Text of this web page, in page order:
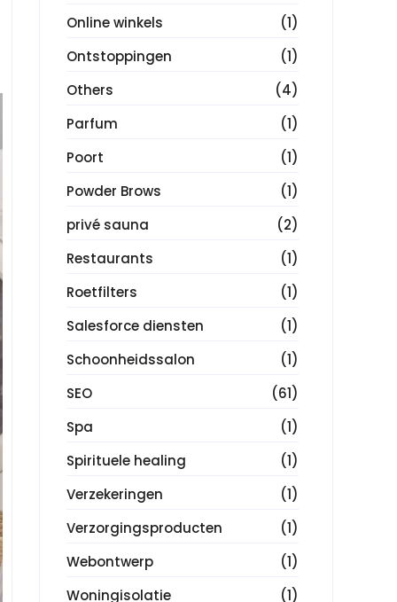
Online winkels
(1)
Ontstoppingen
(1)
Others
(4)
Parfum
(1)
Poort
(1)
Powder Brows
(1)
privé sauna
(2)
Restaurants
(1)
Roetfilters
(1)
Salesforce diensten
(1)
Schoonheidssalon
(1)
SEO
(61)
Spa
(1)
Spirituele healing
(1)
Verzekeringen
(1)
Verzorgingsproducten
(1)
Webontwerp
(1)
Woningisolatie
(1)